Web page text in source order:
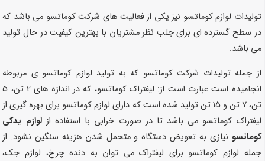
تولیدات لوازم کوماتسو نیز یکی از فعالیت های شرکت کوماتسو می باشد که
در سطح گسترده ای برای جلب نظر مشتریان با بهترین کیفیت در حال تولید
می باشد.
از جمله تولیدات شرکت کوماتسو که به تولید لوازم کوماتسو ی مربوطه
انجامیده است عبارت است از: لیفتراک کوماتسو، که در اندازه های 2 تن، 5
تن، 7 تن و 15 تن تولید شده است که دارای لوازم کوماتسو برای بهره گیری از
لیفتراک کوماتسو می باشد تا در صورت خرابی با استفاده ازلوازم یدکی
کوماتسو نیازی به تعویض دستگاه و متحمل شدن هزینه سنگین نشود. از
جمله لوازم کوماتسو برای لیفتراک می توان به دنده چرخ، لوازم جک،